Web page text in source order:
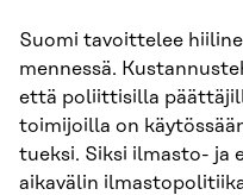
Suomi tavoittelee
mennessä.
että poliittisilla
toimijoilla on
tueksi. Siksi ilmasto- ja
aikavälin